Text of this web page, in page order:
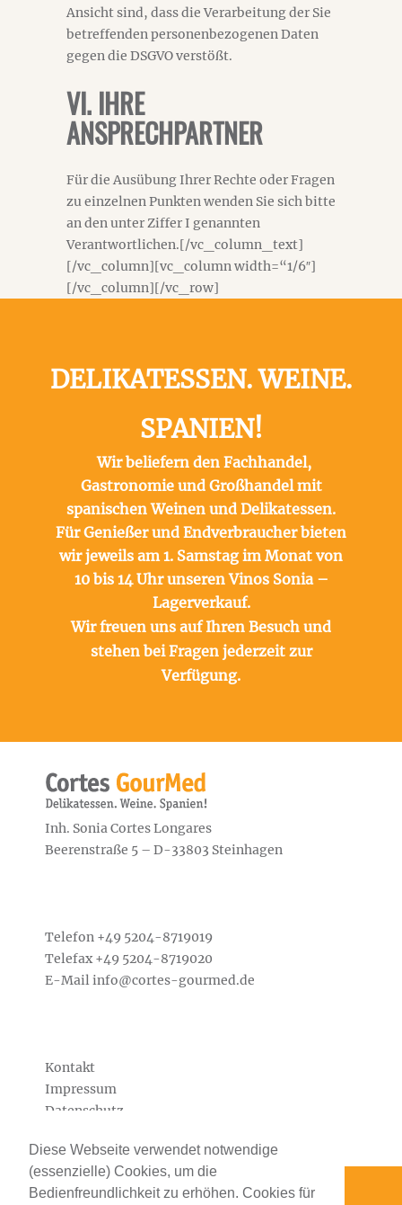
Diese Webseite verwendet notwendige
(essenzielle) Cookies, um die
Bedienfreundlichkeit zu erhöhen. Cookies für
Ansicht sind, dass die Verarbeitung der Sie
betreffenden personenbezogenen Daten
gegen die DSGVO verstößt.
VI. IHRE
ANSPRECHPARTNER
Für die Ausübung Ihrer Rechte oder Fragen
zu einzelnen Punkten wenden Sie sich bitte
an den unter Ziffer I genannten
Verantwortlichen.[/vc_column_text]
[/vc_column][vc_column width=“1/6″]
[/vc_column][/vc_row]
DELIKATESSEN. WEINE.
SPANIEN!
Wir beliefern den Fachhandel,
Gastronomie und Großhandel mit
spanischen Weinen und Delikatessen.
Für Genießer und Endverbraucher bieten
wir jeweils am 1. Samstag im Monat von
10 bis 14 Uhr unseren Vinos Sonia –
Lagerverkauf.
Wir freuen uns auf Ihren Besuch und
stehen bei Fragen jederzeit zur
Verfügung.
Inh. Sonia Cortes Longares
Beerenstraße 5 – D-33803 Steinhagen
Telefon +49 5204-8719019
Telefax +49 5204-8719020
E-Mailinfo@cortes-gourmed.de
Kontakt
Impressum
Datenschutz